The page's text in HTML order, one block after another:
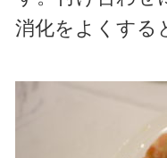
消化をよくする